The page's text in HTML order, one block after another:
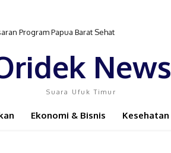
Program Papua Barat Sehat
TOGA dan Akupresur di Isim
News
Suara Ufuk Timur
Ekonomi & Bisnis Kesehatan